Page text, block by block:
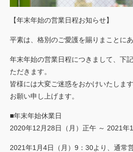
会社概要
アクセスマップ
お客様の声
実績
トピックス
ご利用 案内
【年末年始の営業日程お知らせ】
平素は、格別のご愛護を賜りまことに
年末年始の営業日程につきまして、下
ただきます。
皆様には大変ご迷惑をおかけいたしま
お願い申し上げます。
■年末年始休業日
2020年12月28日（月）正午 ～ 2021年1
2021年1月4日（月）9：30より、通常